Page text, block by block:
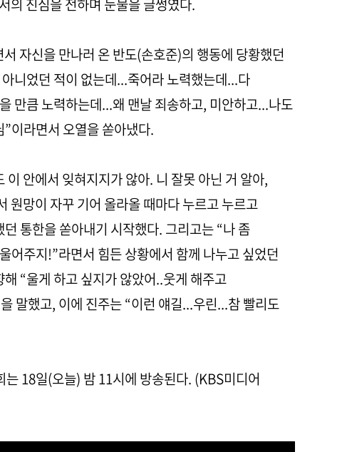
자신을 만나러 온 반도(손호준)의 행동에 당황했던
니었던 적이 없는데...죽어라 노력했는데...다
만큼 노력하는데...왜 맨날 죄송하고, 미안하고...나도
이라면서 오열을 쏟아냈다.
안에서 잊혀지지가 않아. 니 잘못 아닌 거 알아,
원망이 자꾸 기어 올라올 때마다 누르고 누르고
통한을 쏟아내기 시작했다. 그리고는 “나 좀
어주지!”라면서 힘든 상황에서 함께 나누고 싶었던
“울게 하고 싶지가 않았어..웃게 해주고
말했고, 이에 진주는 “이런 얘길...우린...참 빨리도
는 18일(오늘) 밤 11시에 방송된다. (KBS미디어